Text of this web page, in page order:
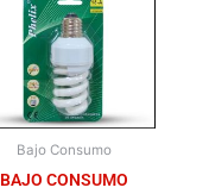
Bajo Consumo
BAJO CONSUMO